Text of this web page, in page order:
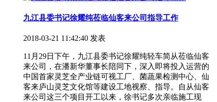
九江县委书记徐耀纯莅临仙客来公司指导工作
2018-03-21 11:42:40 发表
11月29日下午，九江县委书记徐耀纯轻车简从莅临仙客
来公司，在潘新华董事长陪同下，深入即将投入运营的
中国首家灵芝全产业链可视工厂、菌蔬果检测中心、仙
客来庐山灵芝文化馆等建设工地视察、指导。自从仙客
来公司这三个项目开工以来，徐书记多次亲临施工现